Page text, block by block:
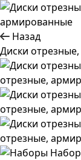
армированные
Назад
Диски
отрезные,
отрезные,
отрезные,